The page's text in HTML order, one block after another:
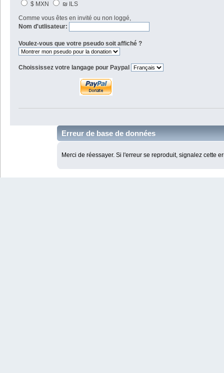
$ MXN
₪ ILS
Comme vous êtes en invité ou non loggé,
Nom d'utlisateur:
Voulez-vous que votre pseudo soit affiché ?
Choississez votre langage pour Paypal
Erreur de base de données
Merci de réessayer. Si l'erreur se reproduit, signalez cette